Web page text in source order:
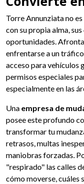
Torre Annunziata no
con su propia alma,
oportunidades.
enfrentarse a un
acceso para vehículos
permisos especiales
especialmente en las
Una empresa de
posee este profundo
transformar tu
retrasos, multas
maniobras forzadas.
"respirado" las calles
cómo moverse, cuáles